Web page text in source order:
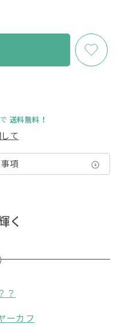
送料無料！
て
項
く
？
ーカフ